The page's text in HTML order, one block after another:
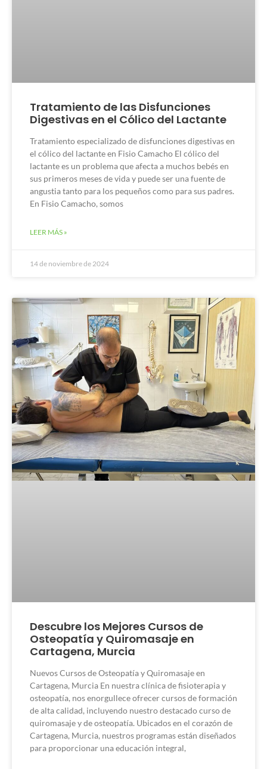
Tratamiento de las Disfunciones
Digestivas en el Cólico del Lactante
Tratamiento especializado de disfunciones digestivas en
el cólico del lactante en Fisio Camacho El cólico del
lactante es un problema que afecta a muchos bebés en
sus primeros meses de vida y puede ser una fuente de
angustia tanto para los pequeños como para sus padres.
En Fisio Camacho, somos
LEER MÁS »
14 de noviembre de 2024
Descubre los Mejores Cursos de
Osteopatía y Quiromasaje en
Cartagena, Murcia
Nuevos Cursos de Osteopatía y Quiromasaje en
Cartagena, Murcia En nuestra clínica de fisioterapia y
osteopatía, nos enorgullece ofrecer cursos de formación
de alta calidad, incluyendo nuestro destacado curso de
quiromasaje y de osteopatía. Ubicados en el corazón de
Cartagena, Murcia, nuestros programas están diseñados
para proporcionar una educación integral,